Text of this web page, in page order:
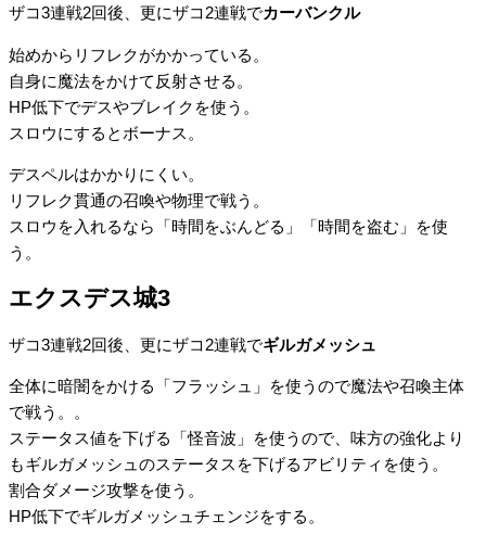
ザコ3連戦2回後、更にザコ2連戦でカーバンクル
始めからリフレクがかかっている。
自身に魔法をかけて反射させる。
HP低下でデスやブレイクを使う。
スロウにするとボーナス。
デスペルはかかりにくい。
リフレク貫通の召喚や物理で戦う。
スロウを入れるなら「時間をぶんどる」「時間を盗む」を使
う。
エクスデス城3
ザコ3連戦2回後、更にザコ2連戦でギルガメッシュ
全体に暗闇をかける「フラッシュ」を使うので魔法や召喚主体
で戦う。。
ステータス値を下げる「怪音波」を使うので、味方の強化より
もギルガメッシュのステータスを下げるアビリティを使う。
割合ダメージ攻撃を使う。
HP低下でギルガメッシュチェンジをする。